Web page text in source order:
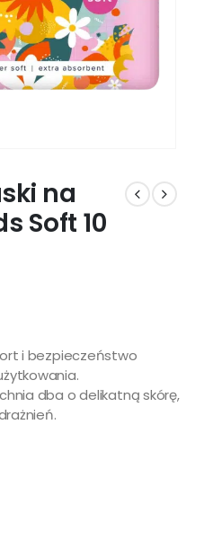
na
Soft 10
i bezpieczeństwo
dba o delikatną skórę,